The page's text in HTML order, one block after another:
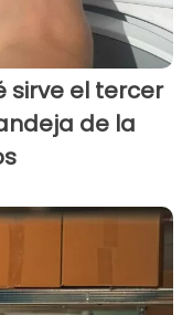
sirve el tercer
de la